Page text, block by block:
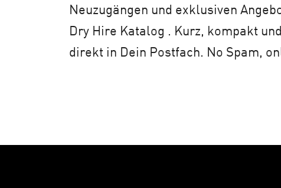
Neuzugängen und exklusiven
Dry Hire Katalog . Kurz, kompakt
direkt in Dein Postfach. No Spam,